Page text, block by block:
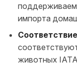
поддерживаем
импорта
животных